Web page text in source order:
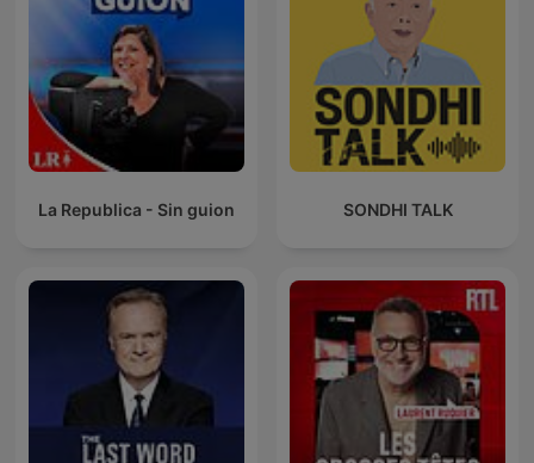
La Republica - Sin guion SONDHI TALK